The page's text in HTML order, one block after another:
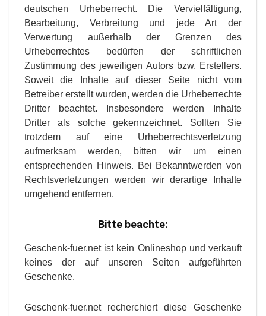
deutschen Urheberrecht. Die Vervielfältigung,
Bearbeitung, Verbreitung und jede Art der
Verwertung außerhalb der Grenzen des
Urheberrechtes bedürfen der schriftlichen
Zustimmung des jeweiligen Autors bzw. Erstellers.
Soweit die Inhalte auf dieser Seite nicht vom
Betreiber erstellt wurden, werden die Urheberrechte
Dritter beachtet. Insbesondere werden Inhalte
Dritter als solche gekennzeichnet. Sollten Sie
trotzdem auf eine Urheberrechtsverletzung
aufmerksam werden, bitten wir um einen
entsprechenden Hinweis. Bei Bekanntwerden von
Rechtsverletzungen werden wir derartige Inhalte
umgehend entfernen.
Bitte beachte:
Geschenk-fuer.net ist kein Onlineshop und verkauft
keines der auf unseren Seiten aufgeführten
Geschenke.
Geschenk-fuer.net recherchiert diese Geschenke